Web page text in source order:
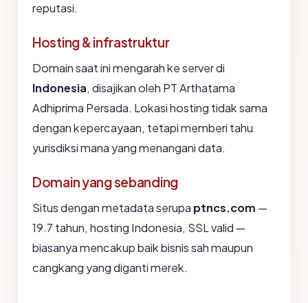
reputasi.
Hosting & infrastruktur
Domain saat ini mengarah ke server di
Indonesia, disajikan oleh PT Arthatama
Adhiprima Persada. Lokasi hosting tidak sama
dengan kepercayaan, tetapi memberi tahu
yurisdiksi mana yang menangani data.
Domain yang sebanding
Situs dengan metadata serupa ptncs.com —
19.7 tahun, hosting Indonesia, SSL valid —
biasanya mencakup baik bisnis sah maupun
cangkang yang diganti merek.